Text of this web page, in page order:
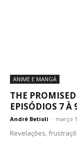
ANIME E MANGÁ
THE
EPISÓDIOS 7 À
André Betioli - março
Revelações,